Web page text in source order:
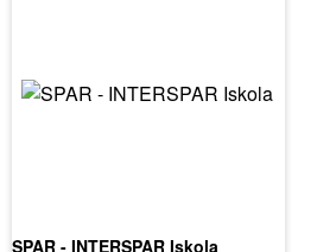
SPAR - INTERSPAR Iskola